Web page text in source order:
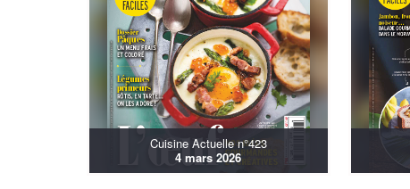
Cuisine Actuelle n°423
4 mars 2026